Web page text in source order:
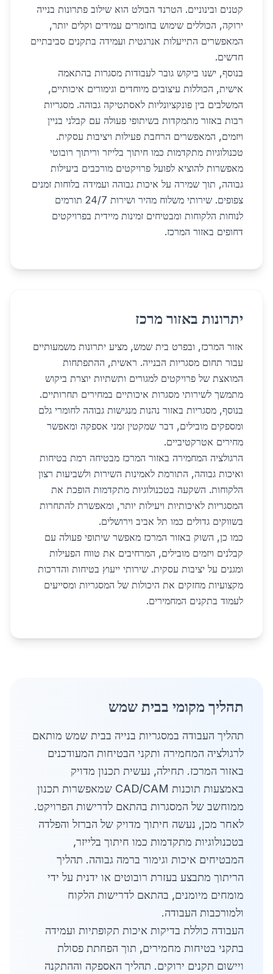
קטנים ובינוניים. הטרנד הבולט הוא שילוב פתרונות בנייה
ירוקה, הכוללים שימוש בחומרים עמידים וקלים יותר,
המאפשרים התייעלות אנרגטית ועמידה בתקנים סביבתיים
חדשים.
בנוסף, ישנו ביקוש גובר לעבודות מסגרות בהתאמה
אישית, הכוללות עיצובים מיוחדים וגימורים איכותיים,
המשלבים בין פונקציונליות לאסתטיקה גבוהה. מסגריות
רבות באזור מתמקדות בשיתופי פעולה עם קבלני בניין
ויזמים, המאפשרים הרחבת פעילות ויציבות עסקית.
טכנולוגיות מתקדמות כמו חיתוך בלייזר וריתוך רובוטי
מאפשרות להוציא לפועל פרויקטים מורכבים ביעילות
גבוהה, תוך שמירה על איכות גבוהה ועמידה בלוחות זמנים
צפופים. שירותי משלוח מהיר ושירות 24/7 תורמים
לנוחות הלקוחות ומבטיחים זמינות מיידית בפרויקטים
דחופים באזור המרכז.
יתרונות באזור מרכז
אזור המרכז, ובפרט בית שמש, מציע יתרונות משמעותיים
עבור תחום מסגריות הבנייה. ראשית, ההתפתחות
המואצת של פרויקטים למגורים ותשתיות יוצרת ביקוש
מתמשך לשירותי מסגרות איכותיים במחירים תחרותיים.
בנוסף, מסגריות באזור נהנות מנגישות גבוהה לחומרי גלם
ומספקים מובילים, דבר שמקטין זמני אספקה ומאפשר
מחירים אטרקטיביים.
הרגולציה המחמירה באזור המרכז מבטיחה רמת בטיחות
ואיכות גבוהה, התורמת לאמינות השירות ולשביעות רצון
הלקוחות. השקעה בטכנולוגיות מתקדמות הופכת את
המסגריות לאיכותיות ויעילות יותר, ומאפשרת להתחרות
בשווקים גדולים כמו תל אביב וירושלים.
כמו כן, השוק באזור המרכז מאפשר שיתופי פעולה עם
קבלנים ויזמים מובילים, המרחיבים את טווח הפעילות
ומגנים על יציבות עסקית. שירותי ייעוץ בטיחות והדרכות
מקצועיות מחזקים את היכולות של המסגריות ומסייעים
לעמוד בתקנים המחמירים.
תהליך מקומי בבית שמש
תהליך העבודה במסגריות בנייה בבית שמש מותאם
לרגולציה המחמירה ותקני הבטיחות המעודכנים
באזור המרכז. תחילה, נעשית תכנון מדויק
באמצעות תוכנות CAD/CAM שמאפשרות תכנון
ממוחשב של המסגרות בהתאם לדרישות הפרויקט.
לאחר מכן, נעשה חיתוך מדויק של הברזל והפלדה
בטכנולוגיות מתקדמות כמו חיתוך בלייזר,
המבטיחים איכות וגימור ברמה גבוהה. תהליך
הריתוך מתבצע בעזרת רובוטים או ידנית על ידי
מומחים מיומנים, בהתאם לדרישות הלקוח
ולמורכבות העבודה.
העבודה כוללת בדיקות איכות תקופתיות ועמידה
בתקני בטיחות מחמירים, תוך הפחתת פסולת
ויישום תקנים ירוקים. תהליך האספקה וההתקנה